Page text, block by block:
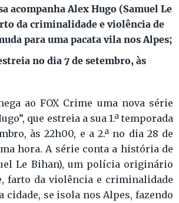
acompanha Alex Hugo (Samuel Le
da criminalidade e violência de
para uma pacata vila nos Alpes;
no dia 7 de setembro, às
ao FOX Crime uma nova série
que estreia a sua 1.ª temporada
às 22h00, e a 2.ª no dia 28 de
hora. A série conta a história de
Le Bihan), um polícia originário
farto da violência e criminalidade
cidade, se isola nos Alpes, fazendo